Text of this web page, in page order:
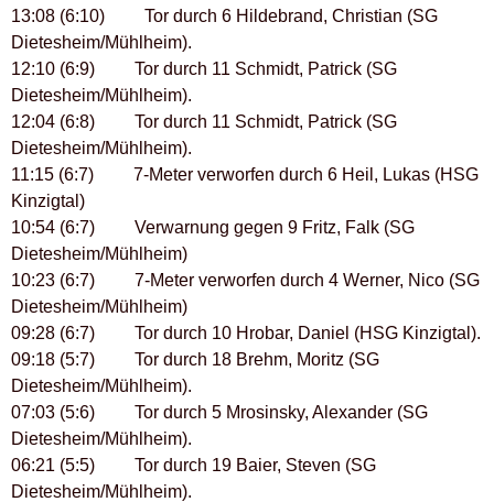
13:08 (6:10) Tor durch 6 Hildebrand, Christian (SG
Dietesheim/Mühlheim).
12:10 (6:9) Tor durch 11 Schmidt, Patrick (SG
Dietesheim/Mühlheim).
12:04 (6:8) Tor durch 11 Schmidt, Patrick (SG
Dietesheim/Mühlheim).
11:15 (6:7) 7-Meter verworfen durch 6 Heil, Lukas (HSG
Kinzigtal)
10:54 (6:7) Verwarnung gegen 9 Fritz, Falk (SG
Dietesheim/Mühlheim)
10:23 (6:7) 7-Meter verworfen durch 4 Werner, Nico (SG
Dietesheim/Mühlheim)
09:28 (6:7) Tor durch 10 Hrobar, Daniel (HSG Kinzigtal).
09:18 (5:7) Tor durch 18 Brehm, Moritz (SG
Dietesheim/Mühlheim).
07:03 (5:6) Tor durch 5 Mrosinsky, Alexander (SG
Dietesheim/Mühlheim).
06:21 (5:5) Tor durch 19 Baier, Steven (SG
Dietesheim/Mühlheim).